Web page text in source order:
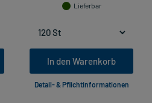
Lieferbar
In den Warenkorb
Detail- & Pflichtinformationen